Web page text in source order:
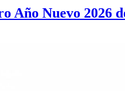
Año Nuevo 2026